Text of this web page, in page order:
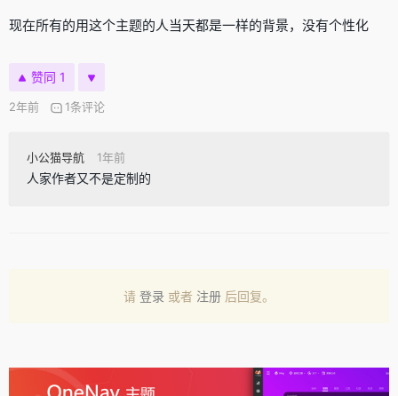
现在所有的用这个主题的人当天都是一样的背景，没有个性化
赞同 1
2年前 1条评论
小公猫导航 1年前
人家作者又不是定制的
请 登录 或者 注册 后回复。